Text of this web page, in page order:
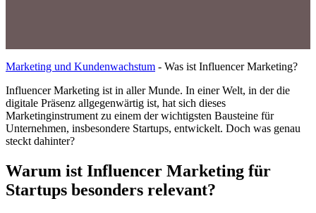
Marketing und Kundenwachstum - Was ist Influencer Marketing?
Influencer Marketing ist in aller Munde. In einer Welt, in der die
digitale Präsenz allgegenwärtig ist, hat sich dieses
Marketinginstrument zu einem der wichtigsten Bausteine für
Unternehmen, insbesondere Startups, entwickelt. Doch was genau
steckt dahinter?
Warum ist Influencer Marketing für
Startups besonders relevant?